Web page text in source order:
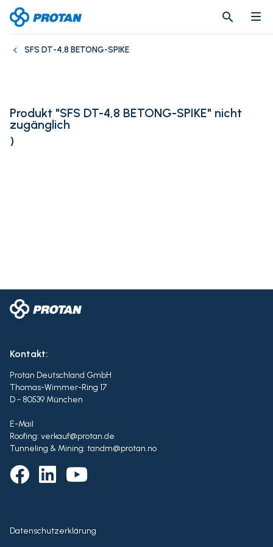
search
search
SFS DT-4,8 BETONG-SPIKE
Produkt "SFS DT-4,8 BETONG-SPIKE" nicht
zugänglich
)
Kontakt:
Protan Deutschland GmbH
Thomas-Wimmer-Ring 17
D - 80539 München
E-Mail
Roofing: verkauf@protan.de
Tunneling & Mining: tandm@protan.no
Datenschutzerklärung